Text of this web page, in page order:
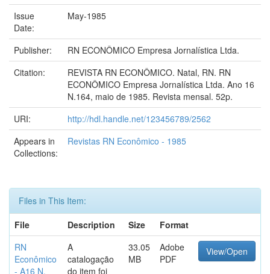
Issue
Date:
May-1985
Publisher:
RN ECONÔMICO Empresa Jornalística Ltda.
Citation:
REVISTA RN ECONÔMICO. Natal, RN. RN
ECONÔMICO Empresa Jornalística Ltda. Ano 16
N.164, maio de 1985. Revista mensal. 52p.
URI:
http://hdl.handle.net/123456789/2562
Appears in
Collections:
Revistas RN Econômico - 1985
Files in This Item:
File
Description Size
Format
RN
Econômico
- A16 N.
A
catalogação
do item foi
33.05
MB
Adobe
PDF
View/Open